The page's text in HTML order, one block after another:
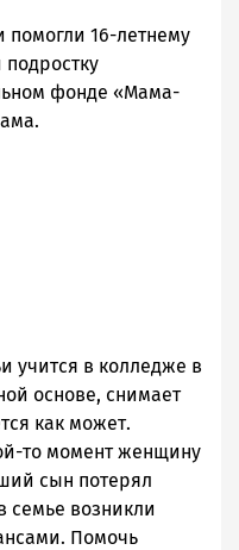
помогли 16-летнему
фонде «Мама-
учится в колледже в
основе, снимает
как может.
то момент женщину
сын потерял
семье возникли
Помочь